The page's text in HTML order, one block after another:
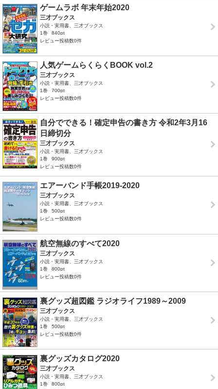
ゲームラボ 年末年始2020
三才ブックス
小説・実用書、三才ブックス
1巻
840pt
レビュー投稿数0件
人気ゲームらくらくBOOK vol.2
三才ブックス
小説・実用書、三才ブックス
1巻
700pt
レビュー投稿数0件
自分でできる！確定申告の書き方 令和2年3月16
日締切分
三才ブックス
小説・実用書、三才ブックス
1巻
900pt
レビュー投稿数0件
エアーバンド手帳2019-2020
三才ブックス
小説・実用書、三才ブックス
1巻
500pt
レビュー投稿数0件
航空無線のすべて2020
三才ブックス
小説・実用書、三才ブックス
1巻
800pt
レビュー投稿数0件
裏グッズ超図鑑 ラジオライフ1989～2009
三才ブックス
小説・実用書、三才ブックス
1巻
500pt
レビュー投稿数0件
裏グッズカタログ2020
三才ブックス
小説・実用書、三才ブックス
1巻
800pt